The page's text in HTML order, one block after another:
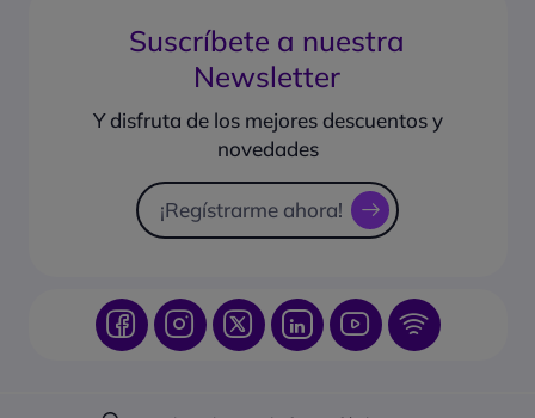
Preguntas frecuentes
Sugiéranos productos
Solicitud de presupuesto
¿Cuál es la política de devolución?
¿Qué formas de pago puedo usar?
¿Cómo hacer seguimiento de un pedido?
Suscríbete a nuestra
Newsletter
Y disfruta de los mejores descuentos y
novedades
¡Regístrarme ahora!